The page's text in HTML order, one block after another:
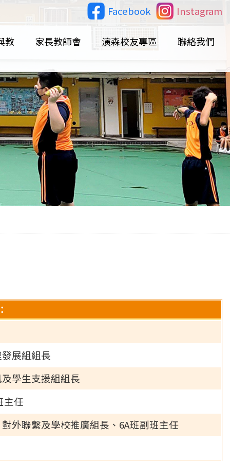
Facebook Instagram
教 家長教師會 演森校友專區 聯絡我們
展組組長
學生支援組組長
主任
外聯繫及學校推廣組長、6A班副班主任